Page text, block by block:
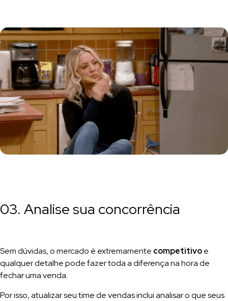
03. Analise sua concorrência
Sem dúvidas, o mercado é extremamente competitivoe
qualquer detalhe pode fazer toda a diferença na hora de
fechar uma venda.
Por isso, atualizar seu time de vendas inclui analisar o que seus